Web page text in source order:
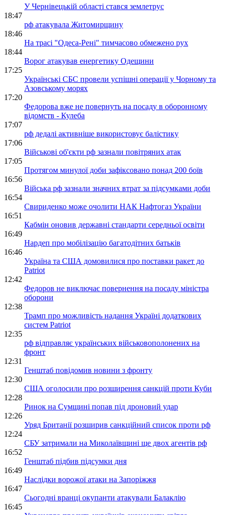
У Чернівецькій області стався землетрус
18:47
рф атакувала Житомирщину
18:46
На трасі "Одеса-Рені" тимчасово обмежено рух
18:44
Ворог атакував енергетику Одещини
17:25
Українські СБС провели успішні операції у Чорному та
Азовському морях
17:20
Федорова вже не повернуть на посаду в оборонному
відомств - Кулеба
17:07
рф дедалі активніше використовує балістику
17:06
Військові об'єкти рф зазнали повітряних атак
17:05
Протягом минулої доби зафіксовано понад 200 боїв
16:56
Війська рф зазнали значних втрат за підсумками доби
16:54
Свириденко може очолити НАК Нафтогаз України
16:51
Кабмін оновив державні стандарти середньої освіти
16:49
Нардеп про мобілізацію багатодітних батьків
16:46
Україна та США домовилися про поставки ракет до
Patriot
12:42
Федоров не виключає повернення на посаду міністра
оборони
12:38
Трамп про можливість надання Україні додаткових
систем Patriot
12:35
рф відправляє українських військовополонених на
фронт
12:31
Генштаб повідомив новини з фронту
12:30
США оголосили про розширення санкцій проти Куби
12:28
Ринок на Сумщині попав під дроновий удар
12:26
Уряд Британії розширив санкційний список проти рф
12:24
СБУ затримали на Миколаївщині ще двох агентів рф
16:52
Генштаб підбив підсумки дня
16:49
Наслідки ворожої атаки на Запоріжжя
16:47
Сьогодні вранці окупанти атакували Балаклію
16:45